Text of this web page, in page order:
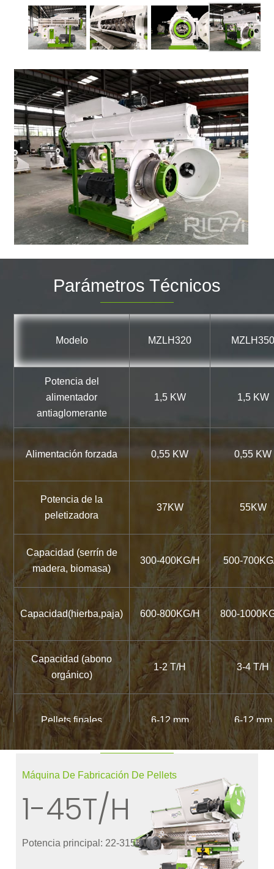
Parámetros Técnicos
Modelo MZLH320
Potencia del
alimentador
antiaglomerante
1,5 KW 1,5 KW
Alimentación forzada 0,55 KW 0,55 KW
Potencia de la
peletizadora
37KW 55KW
Capacidad (serrín de
madera, biomasa)
300-400KG/H 500-
Capacidad(hierba,paja) 600-800KG/H 800-
Capacidad (abono
orgánico)
1-2 T/H 3-4 T/H
Pellets finales 6-12 mm 6-12 mm
Peso (KG) 2500
Dimensiones (mm) 2200*900*1300
Máquina De Fabricación De Pellets
1-45T/H
Potencia principal: 22-315KW